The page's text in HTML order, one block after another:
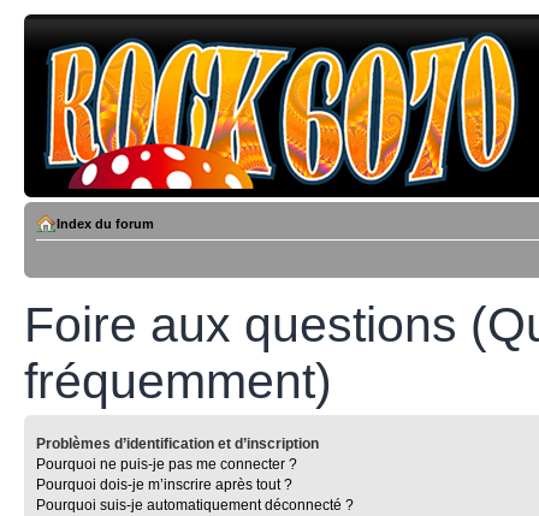
Index du forum
Foire aux questions
fréquemment)
Problèmes d’identification et d’inscription
Pourquoi ne puis-je pas me connecter ?
Pourquoi dois-je m’inscrire après tout ?
Pourquoi suis-je automatiquement déconnecté ?